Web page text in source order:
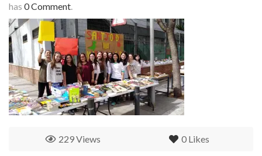
has 0 Comment.
0 Likes
229 Views